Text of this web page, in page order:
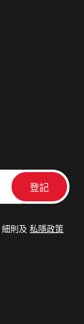
細則及 私隱政策